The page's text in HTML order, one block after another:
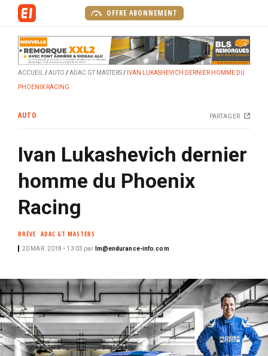
i
p
a
l
OFFRE ABONNEMENT
ACCUEIL AUTO ADAC GT MASTERS IVAN LUKASHEVICH DERNIER HOMME DU
PHOENIX RACING
AUTO PARTAGER
Ivan Lukashevich dernier
homme du Phoenix
Racing
BRÈVE ADAC GT MASTERS
20 MAR. 2018 • 13:03 par lm@endurance-info.com